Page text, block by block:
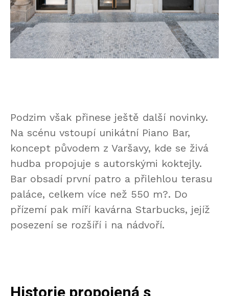
Podzim však přinese ještě další novinky.
Na scénu vstoupí unikátní Piano Bar,
koncept původem z Varšavy, kde se živá
hudba propojuje s autorskými koktejly.
Bar obsadí první patro a přilehlou terasu
paláce, celkem více než 550 m?. Do
přízemí pak míří kavárna Starbucks, jejíž
posezení se rozšíří i na nádvoří.